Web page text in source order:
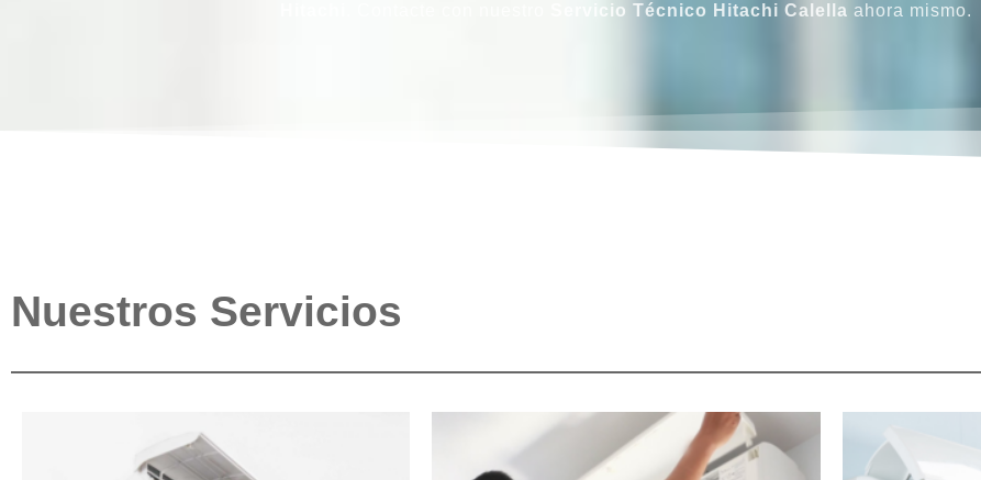
Servicio Técnico Hitachi Calella ahora mismo.
Nuestros Servicios